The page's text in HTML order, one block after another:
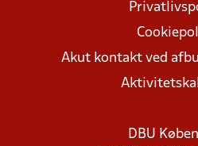
Akut kontakt ved
DBU